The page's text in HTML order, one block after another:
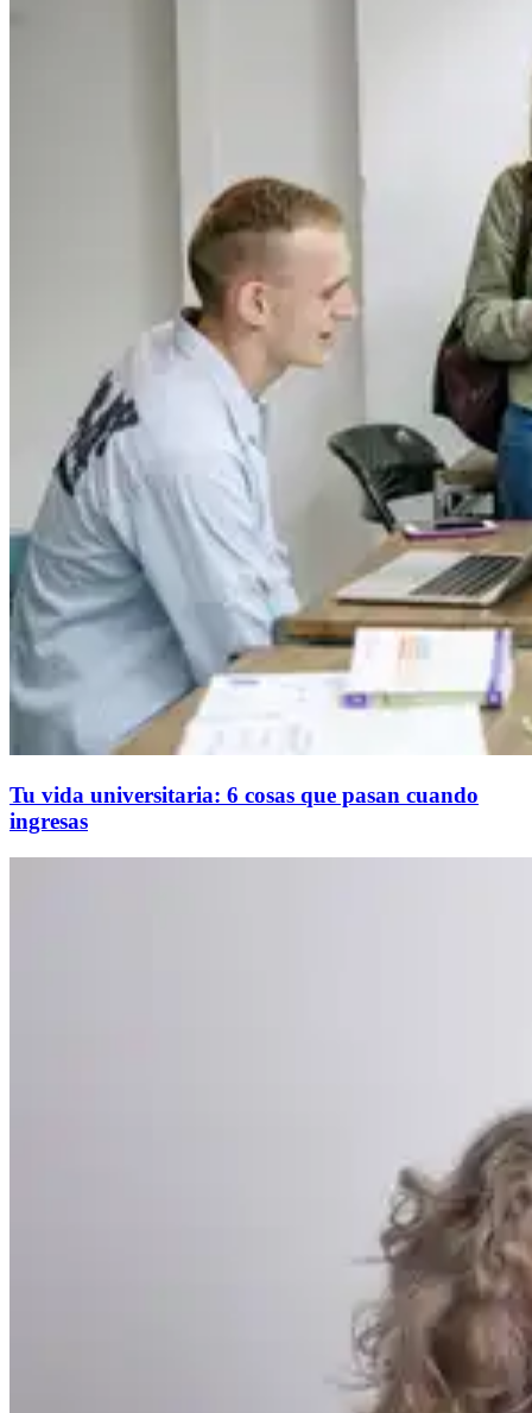
Tu vida universitaria: 6 cosas que pasan cuando
ingresas